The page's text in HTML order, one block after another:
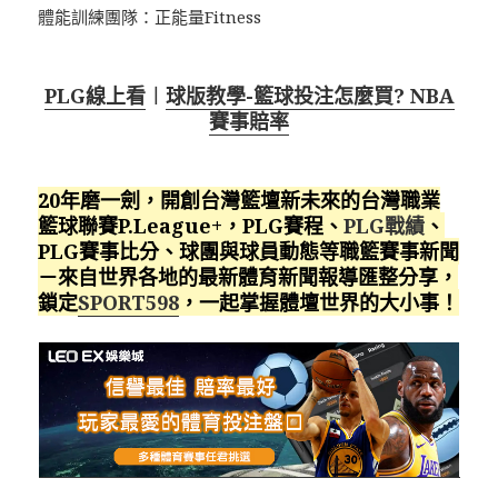
體能訓練團隊：正能量Fitness
PLG線上看︱ 球版教學-籃球投注怎麼買? NBA
賽事賠率
20年磨一劍，開創台灣籃壇新未來的台灣職業
籃球聯賽P.League+，PLG賽程、PLG戰績 、
PLG賽事比分、球團與球員動態等職籃賽事新聞
－來自世界各地的最新體育新聞報導匯整分享，
鎖定SPORT598 ，一起掌握體壇世界的大小事！